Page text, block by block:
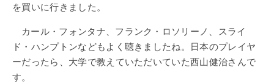
を買いに行きました。
カール・フォンタナ、フランク・ロソリーノ、スライ
ド・ハンプトンなどもよく聴きましたね。日本のプレイヤ
ーだったら、大学で教えていただいていた西山健治さんで
す。